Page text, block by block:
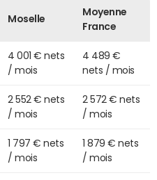
Moselle
Moyenne
France
4 001 € nets
/ mois
4 489 €
nets / mois
2 552 € nets
/ mois
2 572 € nets
/ mois
1 797 € nets
/ mois
1 879 € nets
/ mois